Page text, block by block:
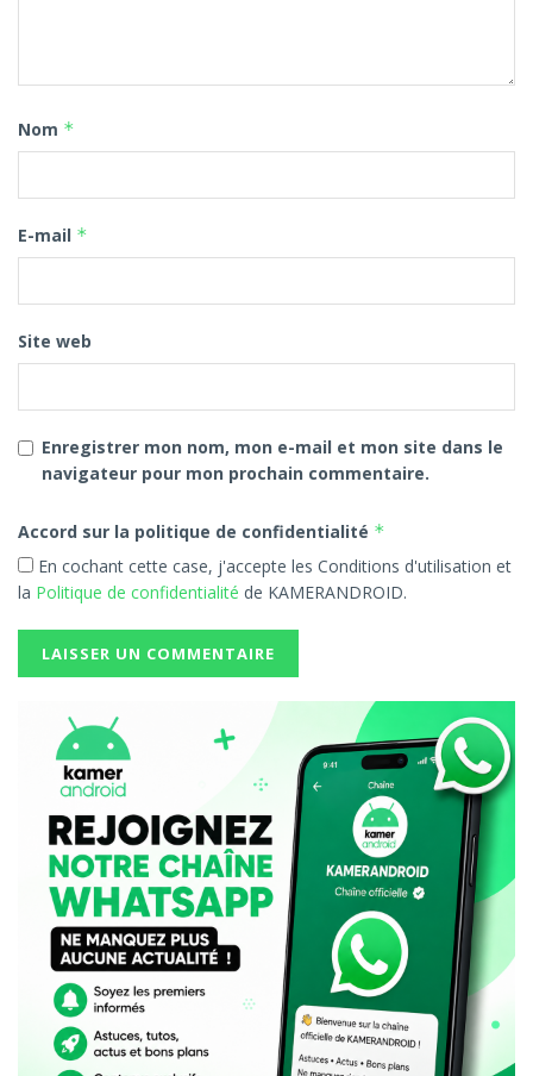
Nom *
E-mail *
Site web
Enregistrer mon nom, mon e-mail et mon site dans le
navigateur pour mon prochain commentaire.
Accord sur la politique de confidentialité *
En cochant cette case, j'accepte les Conditions d'utilisation et
la Politique de confidentialité de KAMERANDROID.